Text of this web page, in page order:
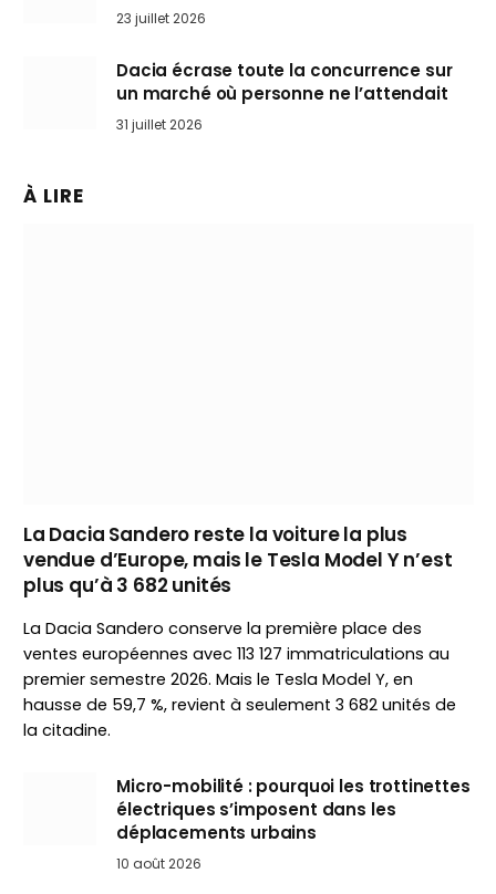
arrive en Europe cet automne
23 juillet 2026
Dacia écrase toute la concurrence sur
un marché où personne ne l’attendait
31 juillet 2026
À LIRE
La Dacia Sandero reste la voiture la plus
vendue d’Europe, mais le Tesla Model Y n’est
plus qu’à 3 682 unités
La Dacia Sandero conserve la première place des
ventes européennes avec 113 127 immatriculations au
premier semestre 2026. Mais le Tesla Model Y, en
hausse de 59,7 %, revient à seulement 3 682 unités de
la citadine.
Micro-mobilité : pourquoi les trottinettes
électriques s’imposent dans les
déplacements urbains
10 août 2026